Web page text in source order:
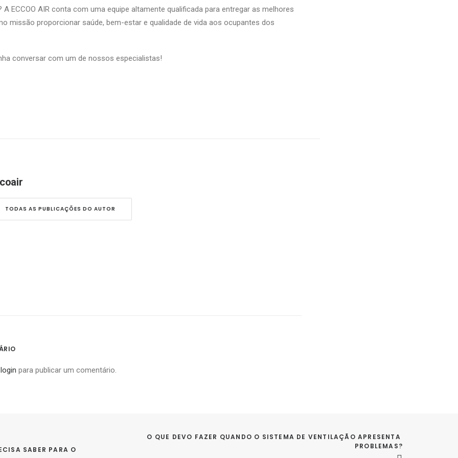
ECCOO AIR conta com uma equipe altamente qualificada para entregar as melhores
missão proporcionar saúde, bem-estar e qualidade de vida aos ocupantes dos
conversar com um de nossos especialistas!
TODAS AS PUBLICAÇÕES DO AUTOR
login para publicar um comentário.
SABER PARA O
O QUE DEVO FAZER QUANDO O SISTEMA DE VENTILAÇÃO APRESENTA
PROBLEMAS?